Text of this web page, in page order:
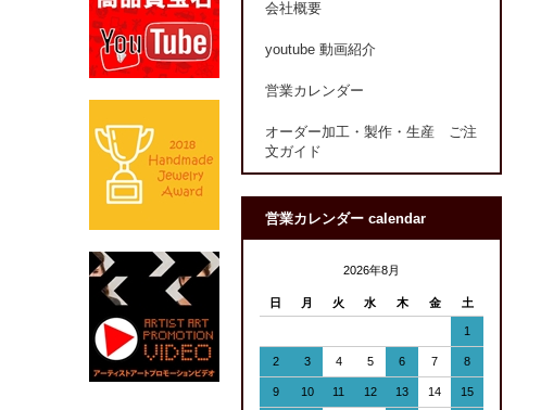
会社概要
youtube 動画紹介
営業カレンダー
オーダー加工・製作・生産 ご注
文ガイド
営業カレンダー calendar
2026年8月
日 月 火 水 木 金 土
1
2 3 4 5 6 7 8
9 10 11 12 13 14 15